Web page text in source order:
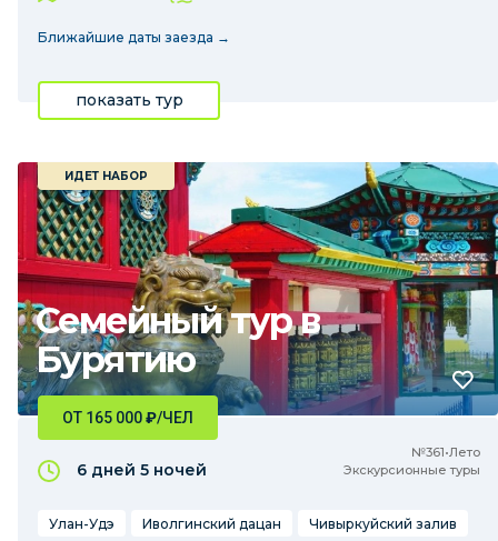
Ближайшие даты заезда →
показать тур
Семейный тур в
Бурятию
ИДЕТ НАБОР
№361•Лето
Экскурсионные туры
ОТ 165 000₽/ЧЕЛ
6 дней 5 ночей
Улан-Удэ Иволгинский дацан
Чивыркуйский залив